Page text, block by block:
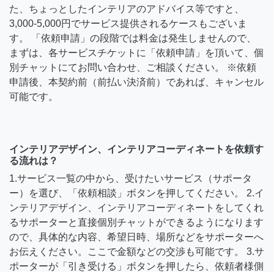
た、ちょっとしたインテリアのアドバイス等ですと、
3,000-5,000円でサービス提供されるケースもございま
す。 「依頼申請」の段階では料金は発生しませんので、
まずは、各サービスチケットに「依頼申請」を頂いて、個
別チャットにてお問い合わせ、ご相談ください。 ※依頼
申請後、本契約前（前払い決済前）であれば、キャンセル
可能です。
インテリアデザイン、インテリアコーディネートを依頼す
る流れは？
1.サービス一覧の中から、受けたいサービス（サポータ
ー）を選び、「依頼相談」ボタンを押してください。 2.イ
ンテリアデザイン、インテリアコーディネートをしてくれ
るサポーターと直接個別チャットができるようになります
ので、具体的な内容、希望日時、場所などをサポーターへ
お伝えください。ここで金額などの交渉も可能です。 3.サ
ポーターが「引き受ける」ボタンを押したら、依頼者様側